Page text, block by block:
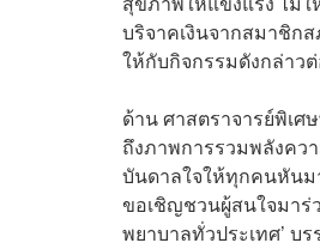
บริจาคเงินจากสมาชิก
ให้กับกิจกรรมดังกล่าว
ด้าน ศาสตราจารย์พิเ
ถึงภาพการรวมพลังคว
บันดาลใจให้ทุกคนหันม
ขอเชิญชวนผู้สนใจมาร่
พยาบาลทั่วประเทศ’ บ